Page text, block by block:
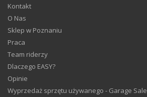
Kontakt
O Nas
Sklep w Poznaniu
Praca
Team riderzy
Dlaczego EASY?
Opinie
Wyprzedaż sprzętu używanego - Garage Sale